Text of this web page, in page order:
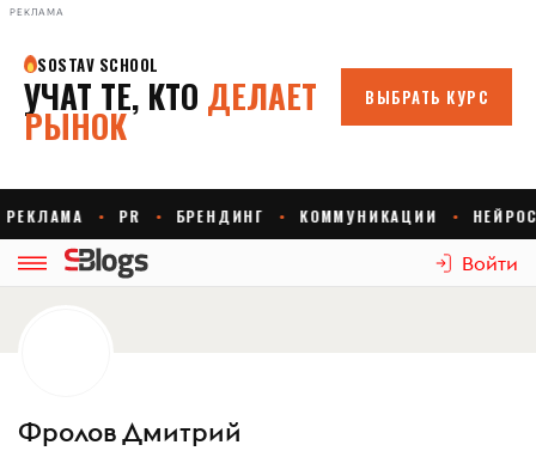
РЕКЛАМА
Войти
Фролов Дмитрий